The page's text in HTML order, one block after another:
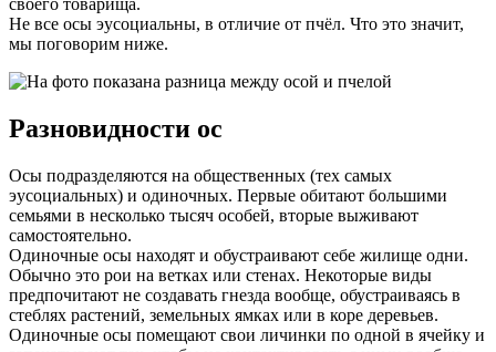
Не все осы эусоциальны, в отличие от пчёл. Что это значит,
мы поговорим ниже.
Разновидности ос
Осы подразделяются на общественных (тех самых
эусоциальных) и одиночных. Первые обитают большими
семьями в несколько тысяч особей, вторые выживают
самостоятельно.
Одиночные осы находят и обустраивают себе жилище одни.
Обычно это рои на ветках или стенах. Некоторые виды
предпочитают не создавать гнезда вообще, обустраиваясь в
стеблях растений, земельных ямках или в коре деревьев.
Одиночные осы помещают свои личинки по одной в ячейку и